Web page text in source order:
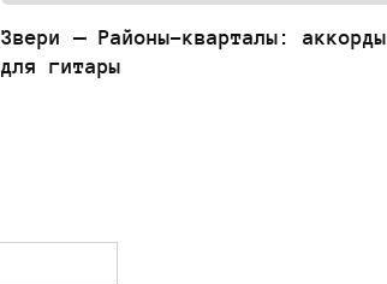
Звери — Районы-кварталы: аккорды
для гитары